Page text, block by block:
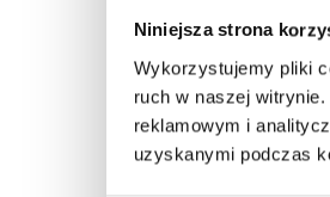
Niniejsza strona
Wykorzystujemy pliki
ruch w naszej
reklamowym i
uzyskanymi podczas